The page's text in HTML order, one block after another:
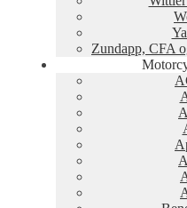
Zundapp, CFA